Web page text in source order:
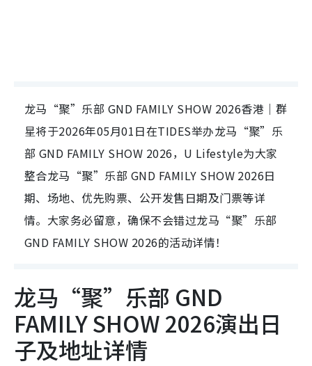
龙马“聚”乐部 GND FAMILY SHOW 2026香港｜群
星将于2026年05月01日在TIDES举办龙马“聚”乐
部 GND FAMILY SHOW 2026，U Lifestyle为大家
整合龙马“聚”乐部 GND FAMILY SHOW 2026日
期、场地、优先购票、公开发售日期及门票等详
情。大家务必留意，确保不会错过龙马“聚”乐部
GND FAMILY SHOW 2026的活动详情！
龙马“聚”乐部 GND
FAMILY SHOW 2026演出日
子及地址详情